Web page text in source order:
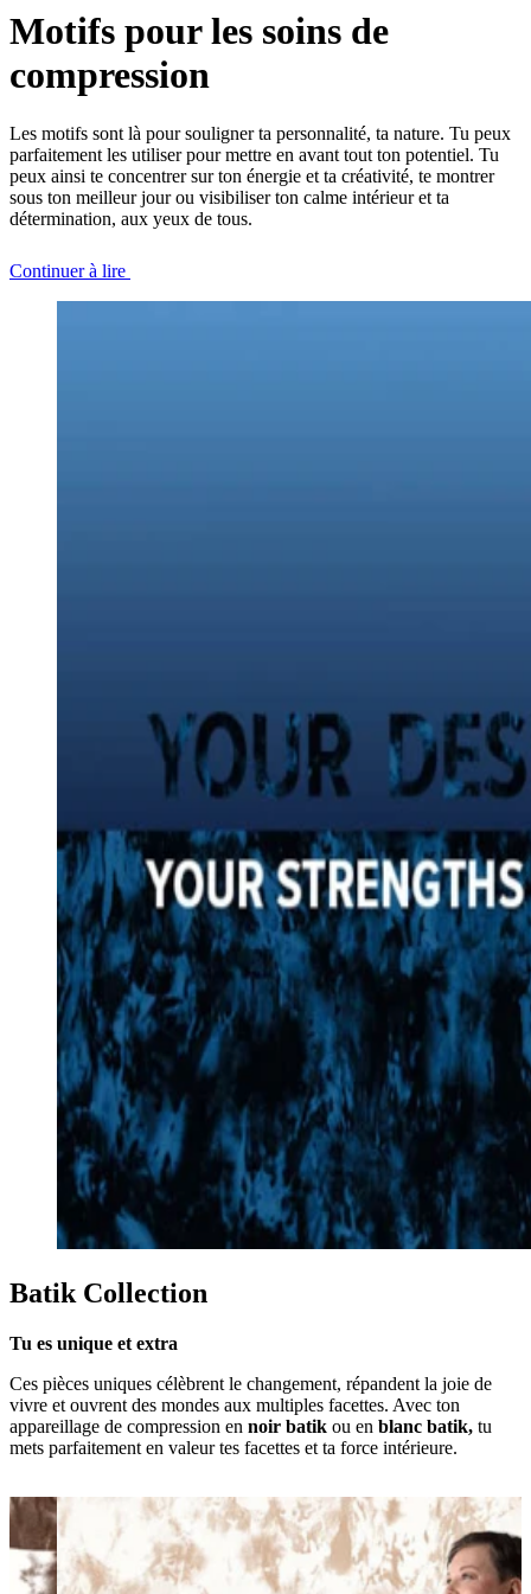
Motifs pour les soins de
compression
Les motifs sont là pour souligner ta personnalité, ta nature. Tu peux
parfaitement les utiliser pour mettre en avant tout ton potentiel. Tu
peux ainsi te concentrer sur ton énergie et ta créativité, te montrer
sous ton meilleur jour ou visibiliser ton calme intérieur et ta
détermination, aux yeux de tous.
Continuer à lire
Batik Collection
Tu es unique et extra
Ces pièces uniques célèbrent le changement, répandent la joie de
vivre et ouvrent des mondes aux multiples facettes. Avec ton
appareillage de compression en noir batik ou en blanc batik, tu
mets parfaitement en valeur tes facettes et ta force intérieure.